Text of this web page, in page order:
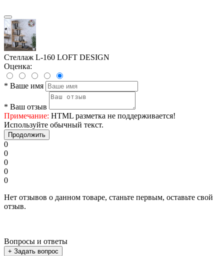
Стеллаж L-160 LOFT DESIGN
Оценка:
* Ваше имя
* Ваш отзыв
Примечание: HTML разметка не поддерживается!
Используйте обычный текст.
Продолжить
0
0
0
0
0
Нет отзывов о данном товаре, станьте первым, оставьте свой
отзыв.
Вопросы и ответы
+ Задать вопрос